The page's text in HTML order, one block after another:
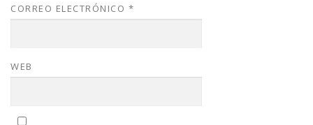
CORREO ELECTRÓNICO *
WEB